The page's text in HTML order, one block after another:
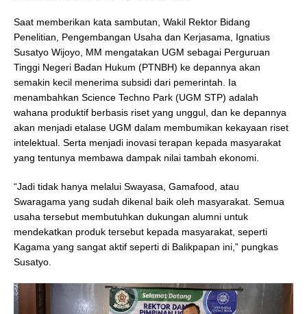
Saat memberikan kata sambutan, Wakil Rektor Bidang
Penelitian, Pengembangan Usaha dan Kerjasama, Ignatius
Susatyo Wijoyo, MM mengatakan UGM sebagai Perguruan
Tinggi Negeri Badan Hukum (PTNBH) ke depannya akan
semakin kecil menerima subsidi dari pemerintah. Ia
menambahkan Science Techno Park (UGM STP) adalah
wahana produktif berbasis riset yang unggul, dan ke depannya
akan menjadi etalase UGM dalam membumikan kekayaan riset
intelektual. Serta menjadi inovasi terapan kepada masyarakat
yang tentunya membawa dampak nilai tambah ekonomi.
“Jadi tidak hanya melalui Swayasa, Gamafood, atau
Swaragama yang sudah dikenal baik oleh masyarakat. Semua
usaha tersebut membutuhkan dukungan alumni untuk
mendekatkan produk tersebut kepada masyarakat, seperti
Kagama yang sangat aktif seperti di Balikpapan ini,” pungkas
Susatyo.